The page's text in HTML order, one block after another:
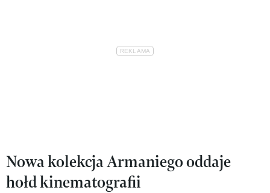
Nowa kolekcja Armaniego oddaje
hołd kinematografii